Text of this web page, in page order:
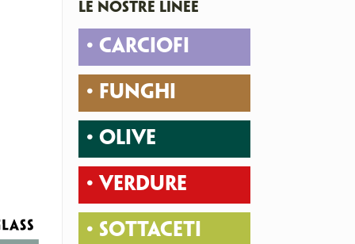
LE NOSTRE LINEE
• CARCIOFI
• FUNGHI
• OLIVE
• VERDURE
• SOTTACETI